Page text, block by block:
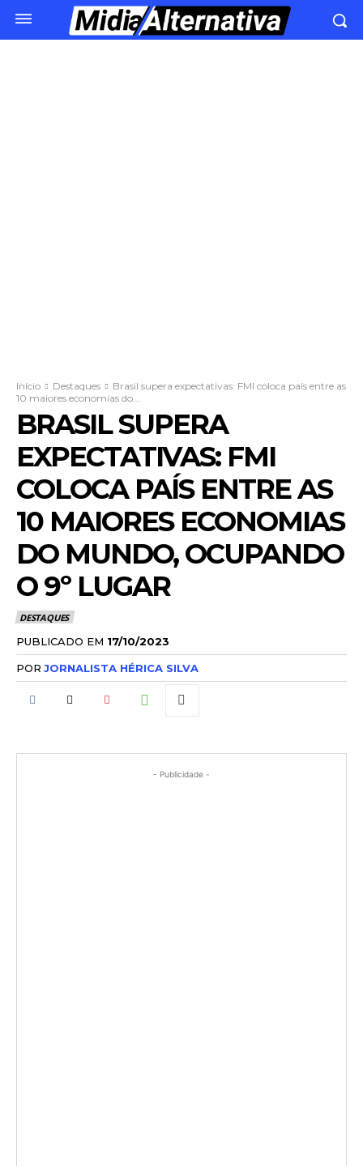
Início Destaques
Brasil supera expectativas: FMI coloca país entre as
10 maiores economias do...
BRASIL SUPERA
EXPECTATIVAS: FMI
COLOCA PAÍS ENTRE AS
10 MAIORES ECONOMIAS
DO MUNDO, OCUPANDO
O 9º LUGAR
DESTAQUES
PUBLICADO EM 17/10/2023
POR JORNALISTA HÉRICA SILVA
- Publicidade -